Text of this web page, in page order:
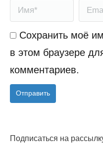
Имя *
Сохранить моё
в этом браузере
комментариев.
Отправить
Подписаться на